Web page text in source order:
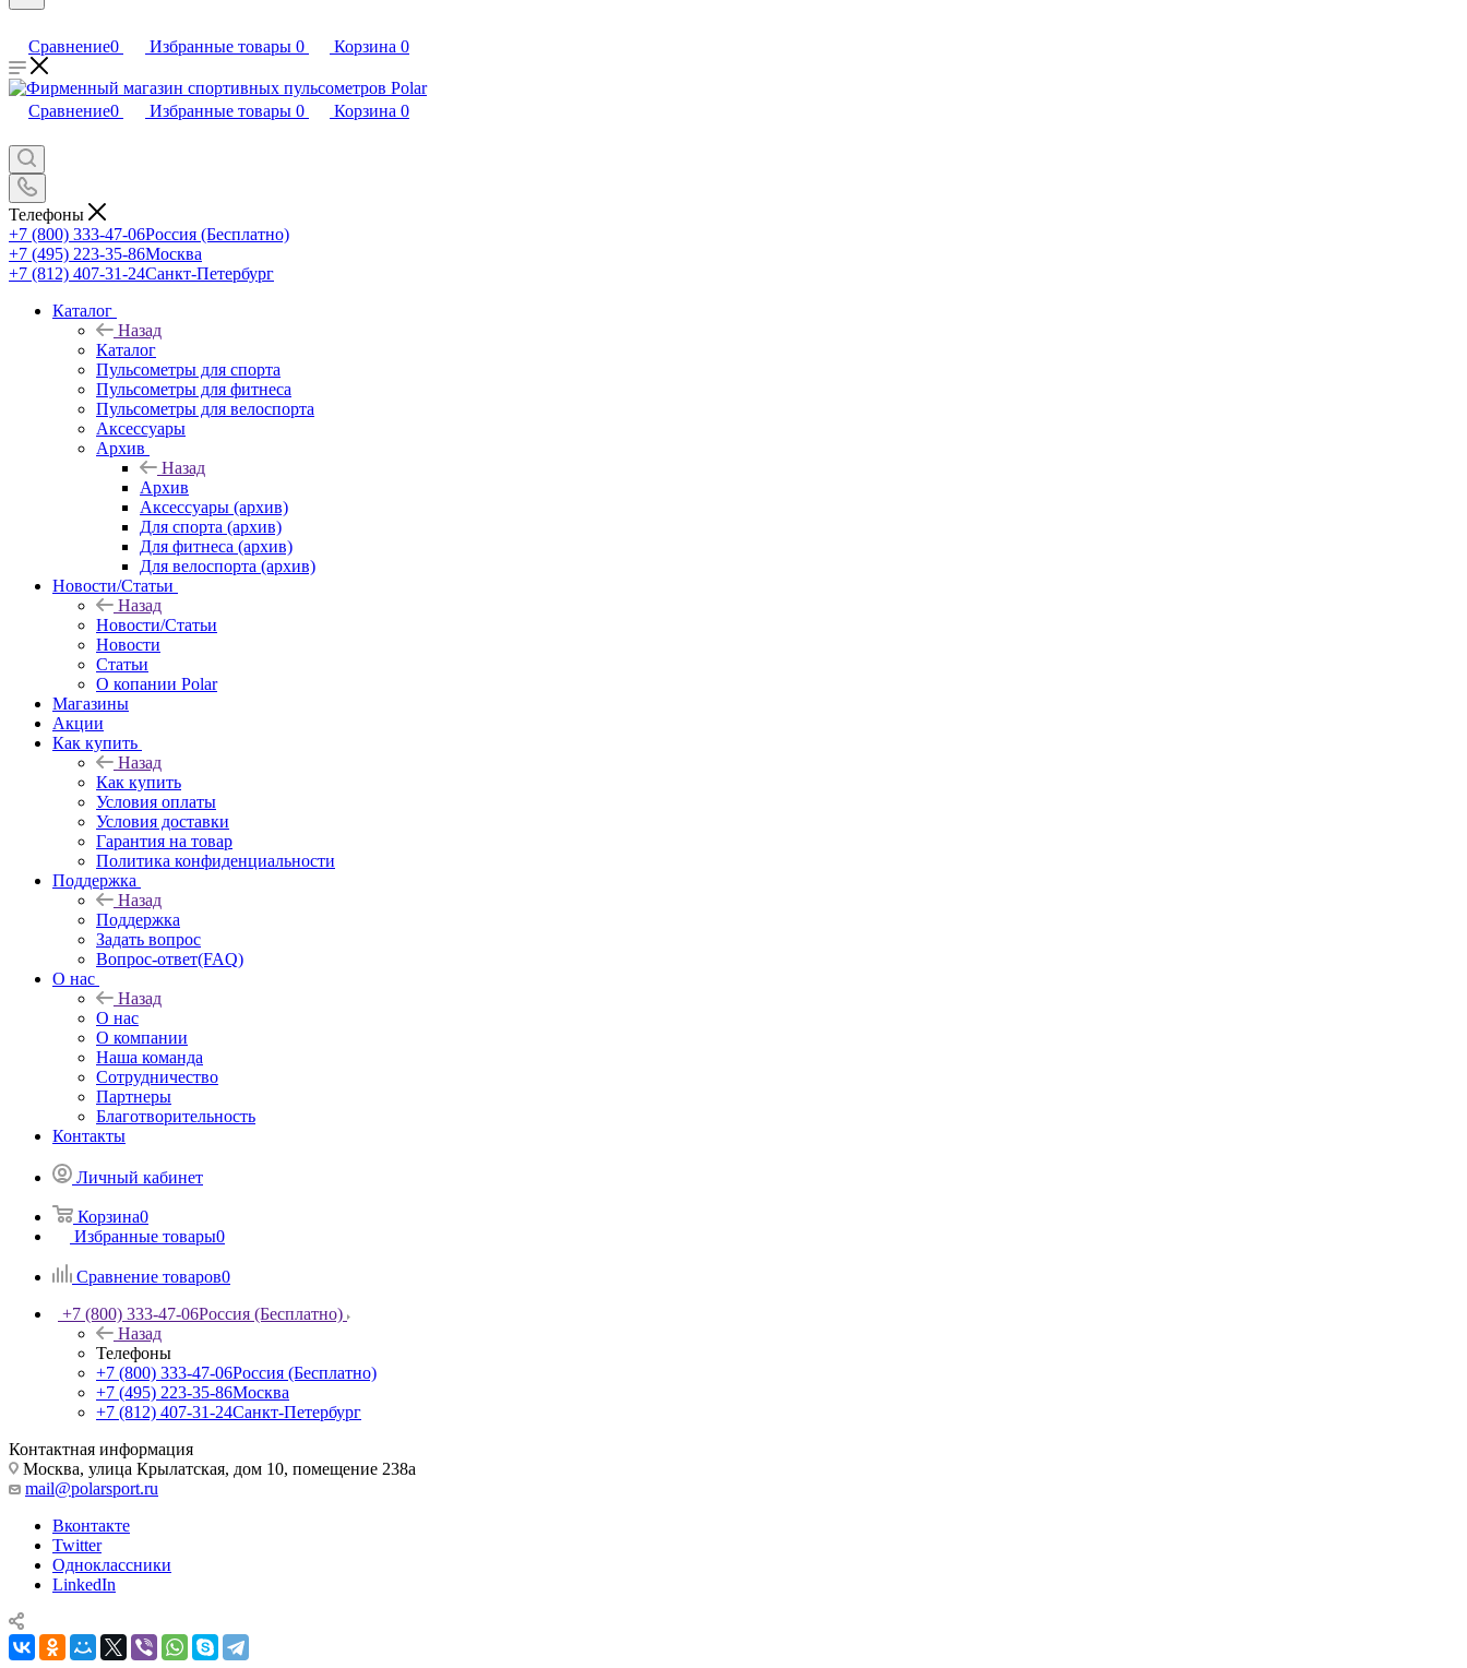
Сравнение0 Избранные товары 0 Корзина 0
Сравнение0 Избранные товары 0 Корзина 0
Телефоны
+7 (800) 333-47-06Россия (Бесплатно)
+7 (495) 223-35-86Москва
+7 (812) 407-31-24Санкт-Петербург
Каталог
Назад
Каталог
Пульсометры для спорта
Пульсометры для фитнеса
Пульсометры для велоспорта
Аксессуары
Архив
Назад
Архив
Аксессуары (архив)
Для спорта (архив)
Для фитнеса (архив)
Для велоспорта (архив)
Новости/Статьи
Назад
Новости/Статьи
Новости
Статьи
О копании Polar
Магазины
Акции
Как купить
Назад
Как купить
Условия оплаты
Условия доставки
Гарантия на товар
Политика конфиденциальности
Поддержка
Назад
Поддержка
Задать вопрос
Вопрос-ответ(FAQ)
О нас
Назад
О нас
О компании
Наша команда
Сотрудничество
Партнеры
Благотворительность
Контакты
Личный кабинет
Корзина0
Избранные товары0
Сравнение товаров0
+7 (800) 333-47-06Россия (Бесплатно)
Назад
Телефоны
+7 (800) 333-47-06Россия (Бесплатно)
+7 (495) 223-35-86Москва
+7 (812) 407-31-24Санкт-Петербург
Контактная информация
Москва, улица Крылатская, дом 10, помещение 238а
mail@polarsport.ru
Вконтакте
Twitter
Одноклассники
LinkedIn